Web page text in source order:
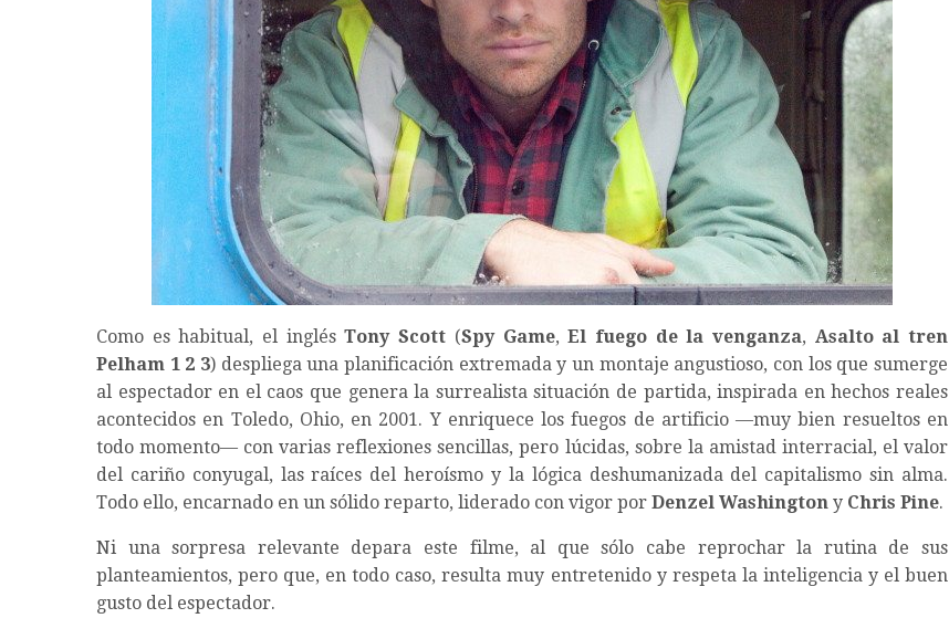
Como es habitual, el inglésTony Scott (Spy Game,El fuego de la venganza, Asalto al tren
Pelham 1 2 3) despliega una planificación extremada y un montaje angustioso, con los que sumerge
al espectador en el caos que genera la surrealista situación de partida, inspirada en hechos reales
acontecidos en Toledo, Ohio, en 2001. Y enriquece los fuegos de artificio —muy bien resueltos en
todo momento— con varias reflexiones sencillas, pero lúcidas, sobre la amistad interracial, el valor
del cariño conyugal, las raíces del heroísmo y la lógica deshumanizada del capitalismo sin alma.
Todo ello, encarnado en un sólido reparto, liderado con vigor por Denzel Washington y Chris Pine.
Ni una sorpresa relevante depara este filme, al que sólo cabe reprochar la rutina de sus
planteamientos, pero que, en todo caso, resulta muy entretenido y respeta la inteligencia y el buen
gusto del espectador.